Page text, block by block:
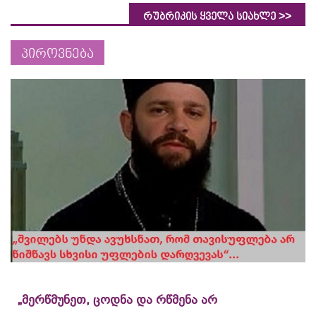
რუბრიკის ყველა სიახლე >>
პიროვნება
„მერწმუნეთ, ცოდნა და რწმენა არ